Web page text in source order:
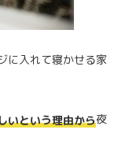
に入れて寝かせる家
いという理由から夜